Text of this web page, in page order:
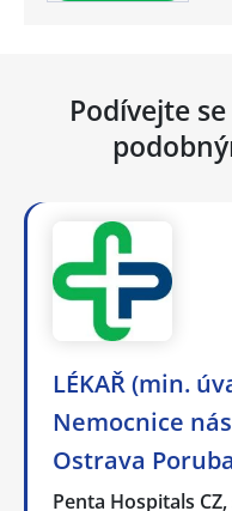
Podívejte
LÉKAŘ (min.
Nemocnice
Ostrava Poruba
Penta Hospitals